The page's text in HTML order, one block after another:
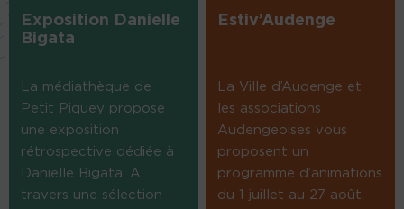
Exposition Danielle
Bigata
La médiathèque de
Petit Piquey propose
une exposition
rétrospective dédiée à
Danielle Bigata. A
travers une sélection
Estiv’Audenge
La Ville d’Audenge et
les associations
Audengeoises vous
proposent un
programme d’animations
du 1 juillet au 27 août.